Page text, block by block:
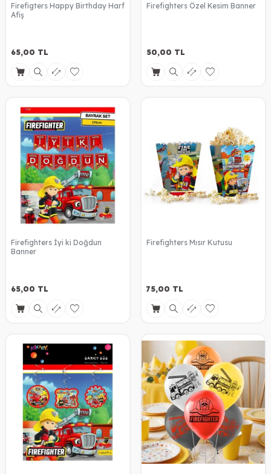
Firefigters Happy Birthday Harf
Afiş
65,00 TL
Firefighters Özel Kesim Banner
50,00 TL
Firefighters İyi ki Doğdun
Banner
65,00 TL
Firefighters Mısır Kutusu
75,00 TL